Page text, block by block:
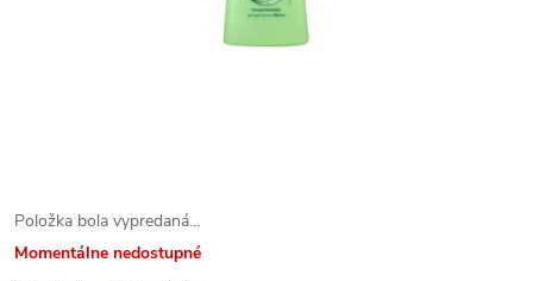
Položka bola vypredaná…
Momentálne nedostupné